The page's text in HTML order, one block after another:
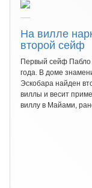
На вилле
второй сейф
Первый сейф Пабло
года. В доме
Эскобара найден
виллы и весит
виллу в Майами,